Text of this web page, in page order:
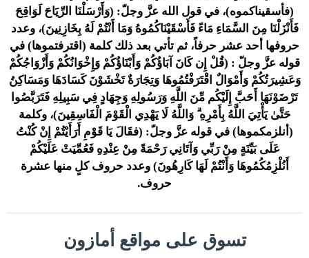
(فأسقيناكموه)، في قول الله عزَّ وجلّ: (وَأَرْسَلْنَا الرِّيَاحَ لَوَاقِحَ
فَأَنْزَلْنَا مِنَ السَّمَاءِ مَاءً فَأَسْقَيْنَاكُمُوهُ وَمَا أَنْتُمْ لَهُ بِخَازِنِينَ)، وعدد
حروفها أحد عشر حرفاً، ثم تأتي بعد ذلك كلمة (اقترفتموها) في
قوله عزَّ وجلّ : (قُلْ إِن كَانَ آبَاؤُكُمْ وَأَبْنَاؤُكُمْ وَإِخْوَانُكُمْ وَأَزْوَاجُكُمْ
وَعَشِيرَتُكُمْ وَأَمْوَالٌ اقْتَرَفْتُمُوهَا وَتِجَارَةٌ تَخْشَوْنَ كَسَادَهَا وَمَسَاكِنُ
تَرْضَوْنَهَا أَحَبَّ إِلَيْكُم مِّنَ اللَّهِ وَرَسُولِهِ وَجِهَادٍ فِي سَبِيلِهِ فَتَرَبَّصُوا
حَتَّىٰ يَأْتِيَ اللَّهُ بِأَمْرِهِ ۗ وَاللَّهُ لَا يَهْدِي الْقَوْمَ الْفَاسِقِينَ)، وكلمة
(أنلزمكموها) في قوله عزَّ وجلّ: (فقَالَ يَا قَوْمِ أَرَأَيْتُمْ إِنْ كُنْتُ
عَلَى بَيِّنَةٍ مِنْ رَبِّي وَآتَانِي رَحْمَةً مِنْ عِنْدِهِ فَعُمِّيَتْ عَلَيْكُمْ
أَنُلْزِمُكُمُوهَا وَأَنْتُمْ لَهَا كَارِهُونَ) وعدد حروف كلٍ منها عشرة
حروف.
تسوق على مواقع أمازون